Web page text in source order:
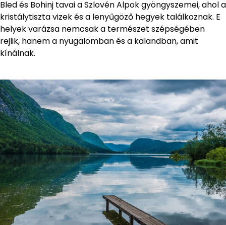
Bled és Bohinj tavai a Szlovén Alpok gyöngyszemei, ahol a
kristálytiszta vizek és a lenyűgöző hegyek találkoznak. E
helyek varázsa nemcsak a természet szépségében
rejlik, hanem a nyugalomban és a kalandban, amit
kínálnak.